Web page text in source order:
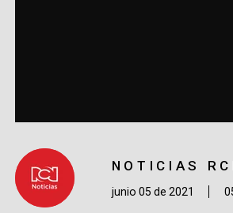
NOTICIAS
junio 05 de 2021